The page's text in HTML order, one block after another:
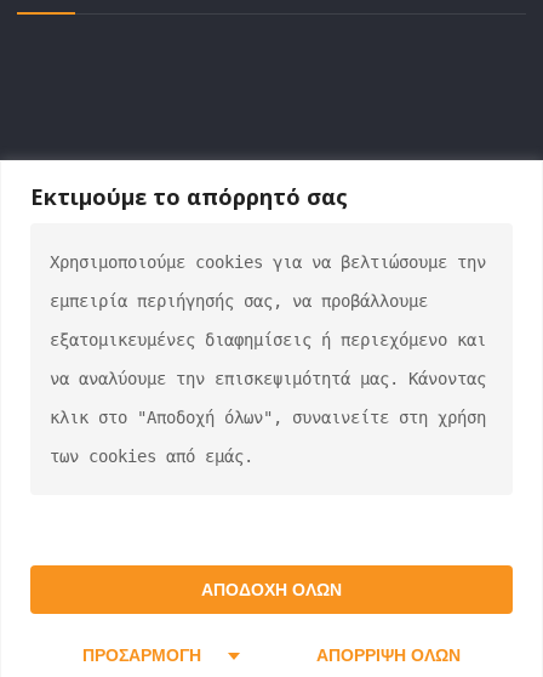
Εκτιμούμε το απόρρητό σας
Χρησιμοποιούμε cookies για να βελτιώσουμε την
εμπειρία περιήγησής σας, να προβάλλουμε
εξατομικευμένες διαφημίσεις ή περιεχόμενο και
να αναλύουμε την επισκεψιμότητά μας. Κάνοντας
κλικ στο "Αποδοχή όλων", συναινείτε στη χρήση
των cookies από εμάς.
ΠΡΟΣΑΡΜΟΓΉ ΑΠΌΡΡΙΨΗ ΌΛΩΝ
ΑΠΟΔΟΧΉ ΌΛΩΝ
ΕΠΙΚΟΙΝΩΝΙΑ
info@auto-verse.gr
2108317227
Δευτέρα - Παρασκευή 09:00 - 17:00
Σάββατο 10:00 - 15:00
auto-verse.gr ©2022 | Development by
Efstratiou